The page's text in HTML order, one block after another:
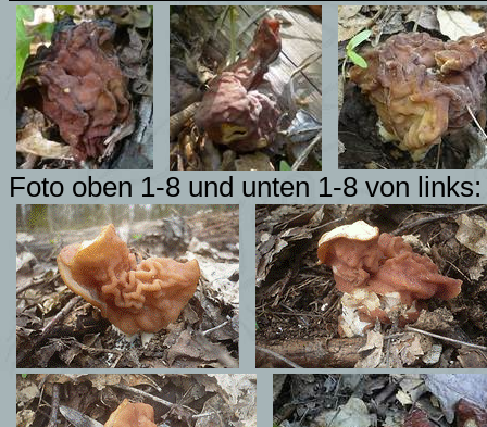
Foto oben 1-8 und unten 1-8 von